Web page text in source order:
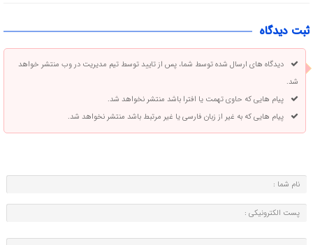
ثبت دیدگاه
دیدگاه های ارسال شده توسط شما، پس از تایید توسط تیم مدیریت در وب منتشر خواهد
شد.
پیام هایی که حاوی تهمت یا افترا باشد منتشر نخواهد شد.
پیام هایی که به غیر از زبان فارسی یا غیر مرتبط باشد منتشر نخواهد شد.